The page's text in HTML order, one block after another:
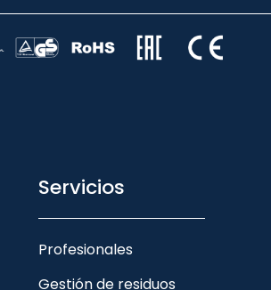
Servicios
Profesionales
Gestión de residuos